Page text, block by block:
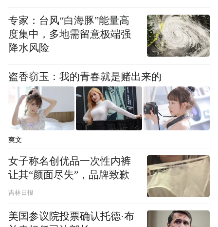
鄞州区福明街道江城社区“网格益企加油站”为小哥们发放免费早
餐。
“王师傅，快进来！肉松馅儿的，给你留着
呢！”当天一早，鄞州区福明街道江城社区
“网格益企加油站”里，网格员朱刚燕熟悉的
招呼声，让外卖骑手王洪江心里一暖。这一
专家：台风“白海豚”能量高
度集中，多地需留意极端强
降水风险
盗香窃玉：我的青春就是赌出来的
爽文
女子称名创优品一次性内裤
让其“颜面尽失”，品牌致歉
吉林日报
美国参议院投票确认托德·布